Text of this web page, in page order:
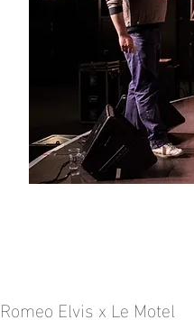
Romeo Elvis x Le Motel